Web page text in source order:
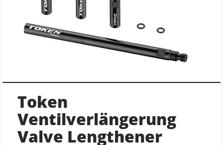
Token
Ventilverlängerung
Valve Lengthener